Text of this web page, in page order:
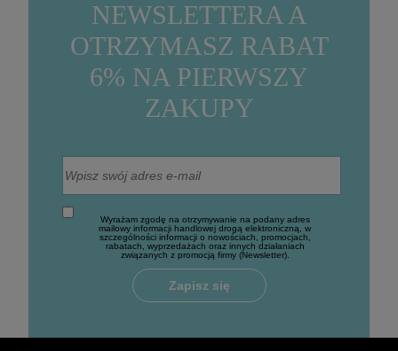
NEWSLETTERA A
OTRZYMASZ RABAT
6% NA PIERWSZY
ZAKUPY
Wyrażam zgodę na otrzymywanie na podany adres
mailowy informacji handlowej drogą elektroniczną, w
szczególności informacji o nowościach, promocjach,
rabatach, wyprzedażach oraz innych działaniach
związanych z promocją firmy (Newsletter).
Zapisz się